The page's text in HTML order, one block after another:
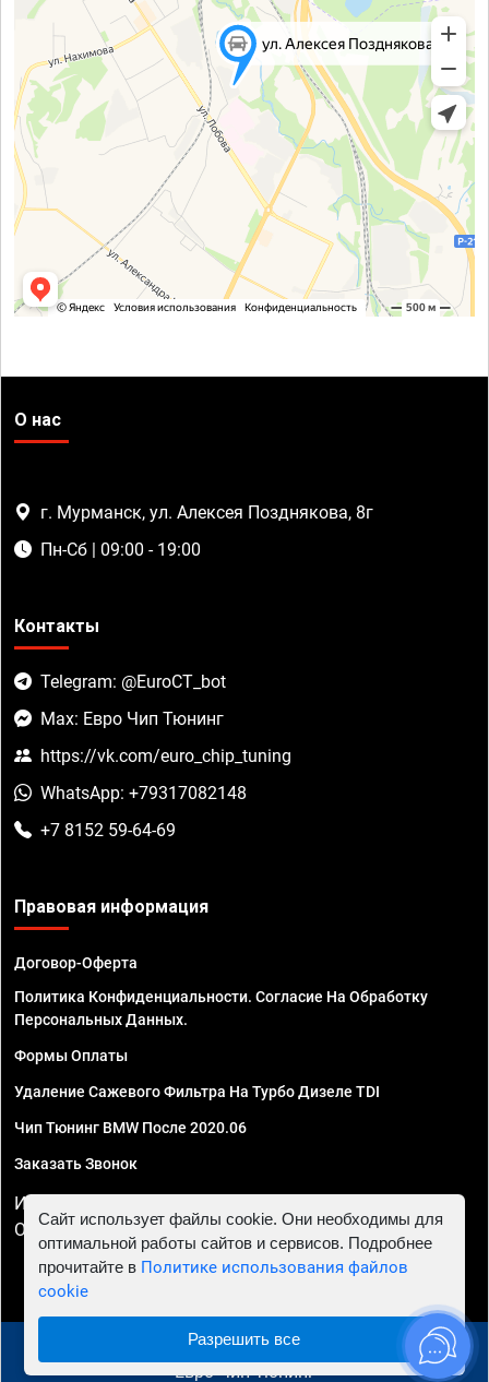
О нас
г. Мурманск, ул. Алексея Позднякова, 8г
Пн-Сб | 09:00 - 19:00
Контакты
Telegram: @EuroCT_bot
Max: Евро Чип Тюнинг
https://vk.com/euro_chip_tuning
WhatsApp: +79317082148
+7 8152 59-64-69
Правовая информация
Договор-Оферта
Политика Конфиденциальности. Согласие На Обработку
Персональных Данных.
Формы Оплаты
Удаление Сажевого Фильтра На Турбо Дизеле TDI
Чип Тюнинг BMW После 2020.06
Заказать Звонок
ИП Смирнов Георгий Павлович. ИНН 781302555843,
ОГРНИП 324470400032610
© 2010 - 2026 Чип тюнинг в Мурманске - Автосервис
"Евро Чип Тюнинг"
Сайт использует файлы cookie. Они необходимы для
оптимальной работы сайтов и сервисов. Подробнее
прочитайте в Политике использования файлов
cookie
Разрешить все